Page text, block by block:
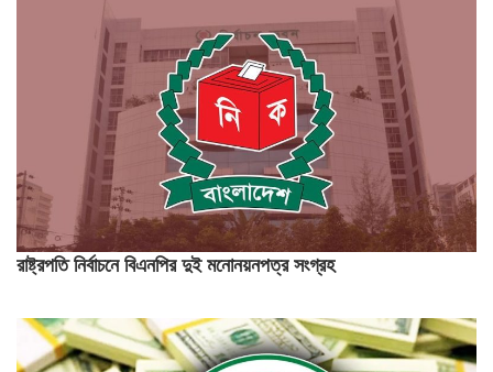
রাষ্ট্রপতি নির্বাচনে বিএনপির দুই মনোনয়নপত্র সংগ্রহ